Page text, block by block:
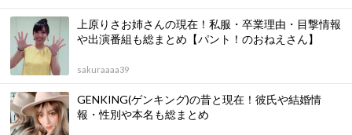
上原りさお姉さんの現在！私服・卒業理由・目撃情報
や出演番組も総まとめ【パント！のおねえさん】
sakuraaaa39
GENKING(ゲンキング)の昔と現在！彼氏や結婚情
報・性別や本名も総まとめ